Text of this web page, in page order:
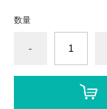
数量
-